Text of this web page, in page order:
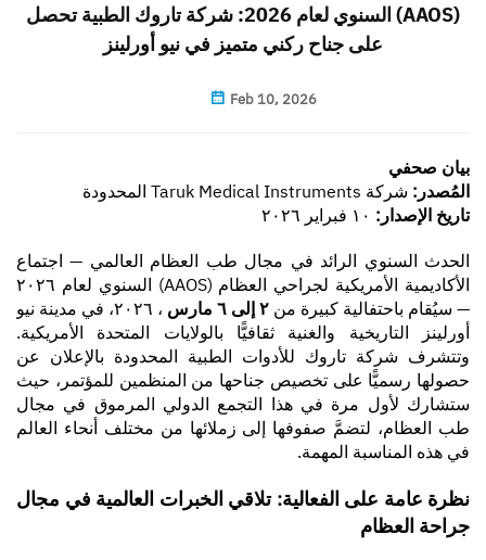
أخبار وأحداث
مدونة
اتصل بنا
(AAOS) السنوي لعام 2026: شركة تاروك الطبية تحصل
على جناح ركني متميز في نيو أورلينز
Feb 10, 2026
بيان صحفي
المُصدر: شركة Taruk Medical Instruments المحدودة
تاريخ الإصدار: ١٠ فبراير ٢٠٢٦
الحدث السنوي الرائد في مجال طب العظام العالمي — اجتماع
الأكاديمية الأمريكية لجراحي العظام (AAOS) السنوي لعام ٢٠٢٦
— سيُقام باحتفالية كبيرة من ٢ إلى ٦ مارس
، ٢٠٢٦، في مدينة نيو
أورلينز التاريخية والغنية ثقافيًّا بالولايات المتحدة الأمريكية.
وتتشرف شركة تاروك للأدوات الطبية المحدودة بالإعلان عن
حصولها رسميًّا على تخصيص جناحها من المنظمين للمؤتمر، حيث
ستشارك لأول مرة في هذا التجمع الدولي المرموق في مجال
طب العظام، لتضمَّ صفوفها إلى زملائها من مختلف أنحاء العالم
في هذه المناسبة المهمة.
نظرة عامة على الفعالية: تلاقي الخبرات العالمية في مجال
جراحة العظام